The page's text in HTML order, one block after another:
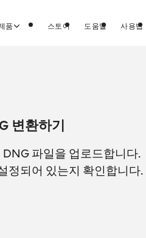
품 스토어 도움말 사용법
변환하기
파일을 업로드합니다.
정되어 있는지 확인합니다.